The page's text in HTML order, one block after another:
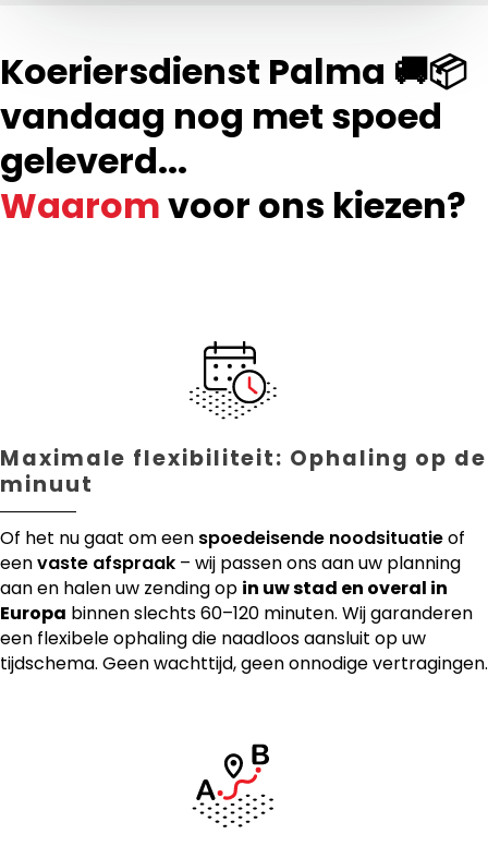
Koeriersdienst Palma 🚚📦
vandaag nog met spoed
geleverd...
Waaromvoor ons kiezen?
Maximale flexibiliteit: Ophaling op de
minuut
Of het nu gaat om een spoedeisende noodsituatieof
eenvaste afspraak – wij passen ons aan uw planning
aan en halen uw zending op in uw stad en overal in
Europa binnen slechts 60–120 minuten. Wij garanderen
een flexibele ophaling die naadloos aansluit op uw
tijdschema. Geen wachttijd, geen onnodige vertragingen.